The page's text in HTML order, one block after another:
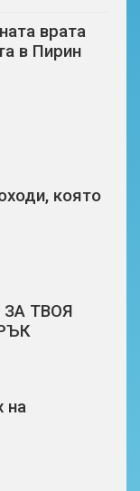
врата
в Пирин
която
ТВОЯ
на